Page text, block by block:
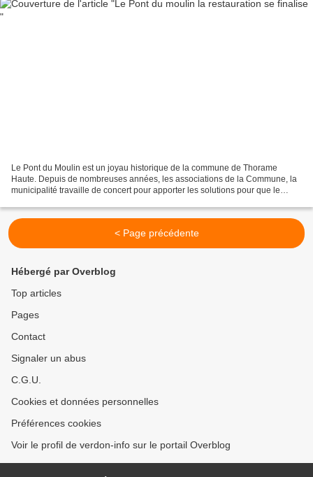
Le Pont du Moulin est un joyau historique de la commune de Thorame
Haute. Depuis de nombreuses années, les associations de la Commune, la
municipalité travaille de concert pour apporter les solutions pour que le
< Page précédente
Hébergé par Overblog
Top articles
Pages
Contact
Signaler un abus
C.G.U.
Cookies et données personnelles
Préférences cookies
Voir le profil de verdon-info sur le portail Overblog